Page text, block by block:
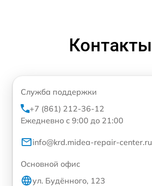
Контакты
Служба поддержки
+7 (861) 212-36-12
Ежедневно с 9:00 до 21:00
info@krd.midea-repair-center.ru
Основной офис
ул. Будённого, 123